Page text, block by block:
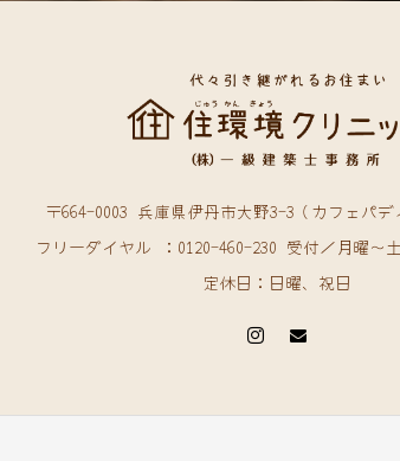
〒664-0003 兵庫県伊丹市大野3-3（カフェパデ
フリーダイヤル ：0120-460-230 受付／月曜〜
定休日：日曜、祝日